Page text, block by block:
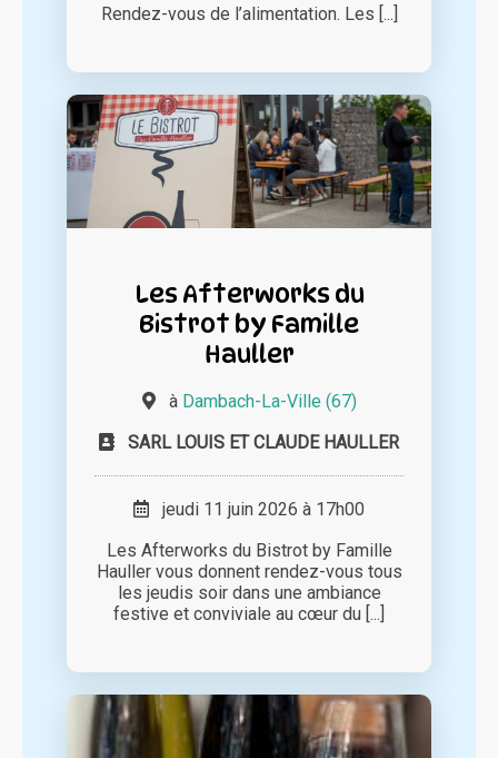
Rendez-vous de l’alimentation. Les [...]
Les Afterworks du
Bistrot by Famille
Hauller
à Dambach-La-Ville (67)
SARL LOUIS ET CLAUDE HAULLER
jeudi 11 juin 2026 à 17h00
Les Afterworks du Bistrot by Famille
Hauller vous donnent rendez-vous tous
les jeudis soir dans une ambiance
festive et conviviale au cœur du [...]